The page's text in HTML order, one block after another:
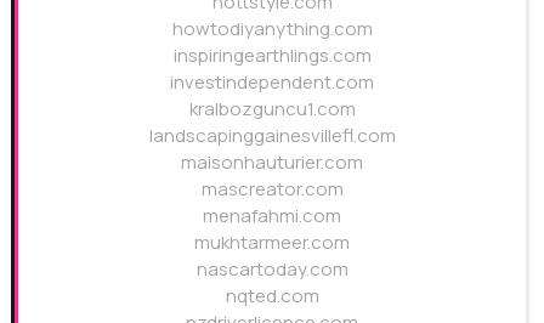
howtodiyanything.com
inspiringearthlings.com
investindependent.com
kralbozguncu1.com
landscapinggainesvillefl.com
maisonhauturier.com
mascreator.com
menafahmi.com
mukhtarmeer.com
nascartoday.com
nqted.com